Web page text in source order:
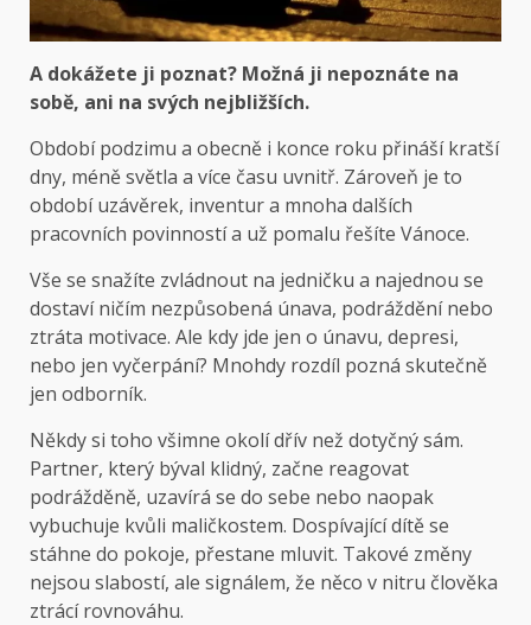
A dokážete ji poznat? Možná ji nepoznáte na
sobě, ani na svých nejbližších.
Období podzimu a obecně i konce roku přináší kratší
dny, méně světla a více času uvnitř. Zároveň je to
období uzávěrek, inventur a mnoha dalších
pracovních povinností a už pomalu řešíte Vánoce.
Vše se snažíte zvládnout na jedničku a najednou se
dostaví ničím nezpůsobená únava, podráždění nebo
ztráta motivace. Ale kdy jde jen o únavu, depresi,
nebo jen vyčerpání? Mnohdy rozdíl pozná skutečně
jen odborník.
Někdy si toho všimne okolí dřív než dotyčný sám.
Partner, který býval klidný, začne reagovat
podrážděně, uzavírá se do sebe nebo naopak
vybuchuje kvůli maličkostem. Dospívající dítě se
stáhne do pokoje, přestane mluvit. Takové změny
nejsou slabostí, ale signálem, že něco v nitru člověka
ztrácí rovnováhu.